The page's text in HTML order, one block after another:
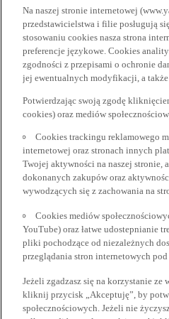
Na naszej stronie internetowej
przedstawicielstwa i filie posługują
stosowaniu cookies nasza strona
preferencje językowe. Cookies
zgodności z przepisami o ochronie
jej ewentualnych modyfikacji, a
Potwierdzając swoją zgodę
cookies) oraz mediów
Cookies trackingu reklamowego
internetowej oraz stronach innych
Twojej aktywności na naszej stronie,
dokonanych zakupów oraz
wywodzących się z zachowania na
Cookies mediów
YouTube) oraz łatwe udostepnianie
pliki pochodzące od niezależnych
przeglądania stron internetowych
Jeżeli zgadzasz się na korzystanie
kliknij przycisk „Akceptuję”, by
społecznościowych. Jeżeli nie